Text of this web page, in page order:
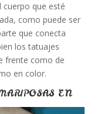
cuerpo que esté
como puede ser
que conecta
los tatuajes
frente como de
en color.
EN